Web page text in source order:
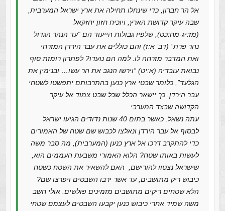
אל הר חברון, כדי שינחלו תחילה את ארץ ישראל המערבית,
שבה עיקר קדושת הארץ, ויוכיח חזון יחזקאל
(מז:יג-מח:כט), שלפיו גבולות הייעוד הם “עד הנהר הגדול
נהר פרת” (דב’ א:ז) והם כוללים את עבר הירדן המזרחי
ואת המדבר מזרחה לו. למה הם נועדו? לפתרון רומזת סוף
נבואת עובדיה (א:יט) “וירשו הנגב את הר עשו… ובנימין את
הגלעד”, כלומר שבטי ארץ כנען בהתרבותם יתפשטו לשטחי
עבר הירדן. כך יישאר הכלל שכל שבט צמוד אל עיקר
הקדושה שבצד המערבי.
עתה נשאל: כאשר בתום 40 שנות נדודים הגיעו ישראל
לבסוף אל עבר הירדן ונאלצו לכבוש שם שטח של האמורים
כדי להתקרב דרכו אל ארץ כנען (המערבית), מה סבר משה
לעשות באותו שטח? הלוא האמורי משבעת העממים הוא,
שישראל נצטוו להורישם, האם להשאיר את השטח כשטח
כיבוש ריק מתושבים, עד אשר ירבו השבטים ויפרצו שם?
הלא שטחים ריקים מתושבים מזמינים פולשים. אולי חשב
משה שמיד אחרי כיבוש כנען יקבעו השבטים לעצמם שטחי